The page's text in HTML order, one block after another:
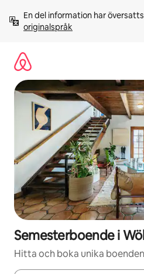
innehåll
En del information har
originalspråk
Semesterboende i
Hitta och boka unika